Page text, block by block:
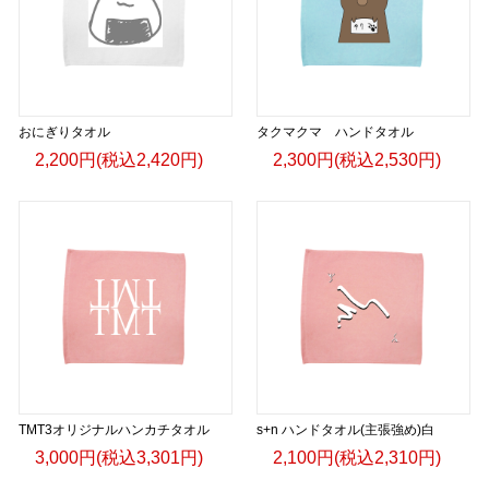
おにぎりタオル
2,200円(税込2,420円)
タクマクマ ハンドタオル
2,300円(税込2,530円)
TMT3オリジナルハンカチタオル
3,000円(税込3,301円)
s+n ハンドタオル(主張強め)白
2,100円(税込2,310円)